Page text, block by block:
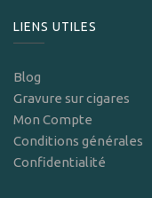
LIENS UTILES
Blog
Gravure sur cigares
Mon Compte
Conditions générales
Confidentialité